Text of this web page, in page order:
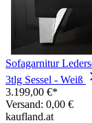
Sofagarnitur
3tlg Sessel - Weiß
3.199,00 €*
Versand: 0,00 €
kaufland.at